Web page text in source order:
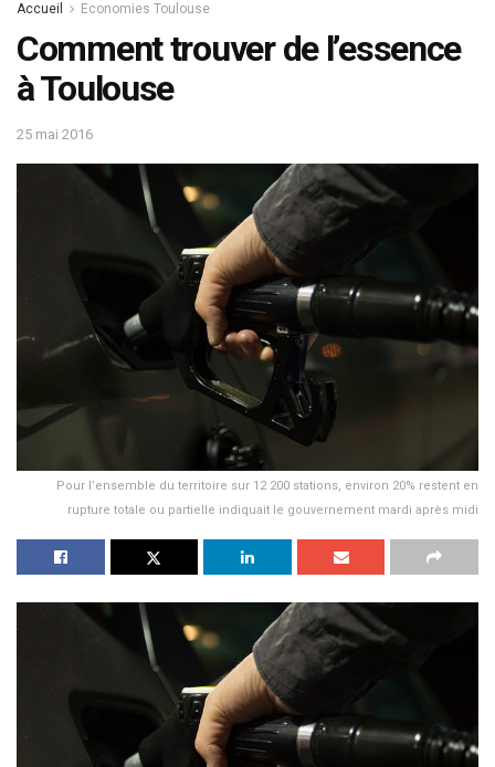
Accueil Economies Toulouse
Comment trouver de l’essence
à Toulouse
25 mai 2016
Pour l’ensemble du territoire sur 12 200 stations, environ 20% restent en
rupture totale ou partielle indiquait le gouvernement mardi après midi